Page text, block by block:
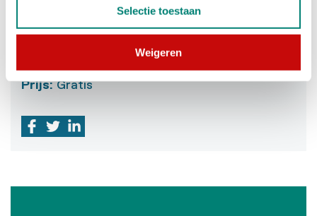
Selectie toestaan
Weigeren
Datum: doorlopend
Prijs: Gratis